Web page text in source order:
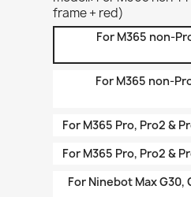
frame + red)
For M365 non-
For M365 non-
For M365 Pro, Pro2 &
For M365 Pro, Pro2 &
For Ninebot Max G30,